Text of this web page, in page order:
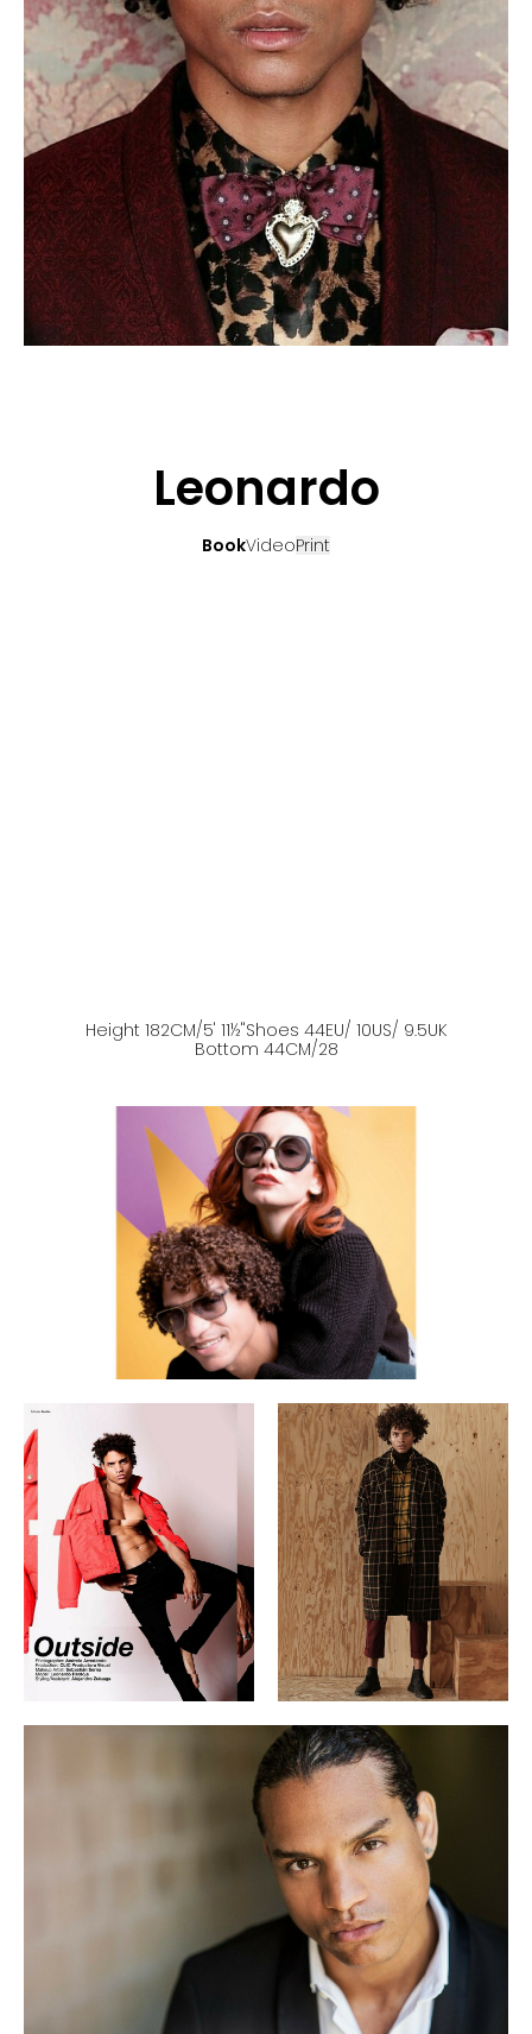
POP MUSICIENS
TALENTS INTERNATIONAUX
CANDIDATURE
NOS AGENCES
FRANCE
SUISSE
Leonardo
BookVideoPrint
Height 182CM/5' 11½''Shoes 44EU/ 10US/ 9.5UK
Bottom 44CM/28